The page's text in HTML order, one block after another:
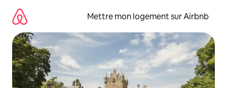
directement
contenu
Mettre mon logement sur Airbnb